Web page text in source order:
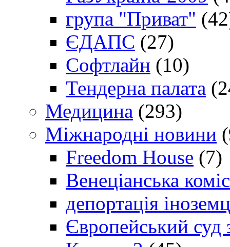
група "Приват"
ЄДАПС (27)
Софтлайн (10)
Тендерна палата
Медицина (293)
Міжнародні новини
Freedom House (7)
Венеціанська
депортація
Європейський